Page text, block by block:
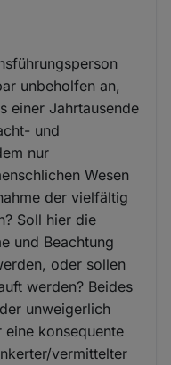
unbeholfen an,
einer Jahrtausende
und
nur
Wesen
der vielfältig
Soll hier die
und Beachtung
oder sollen
werden? Beides
unweigerlich
konsequente
vermittelter